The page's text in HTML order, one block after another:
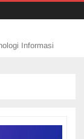
Informasi